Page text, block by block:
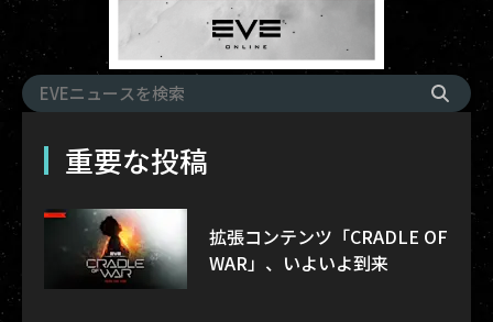
重要な投稿
拡張コンテンツ「CRADLE OF
WAR」、いよいよ到来